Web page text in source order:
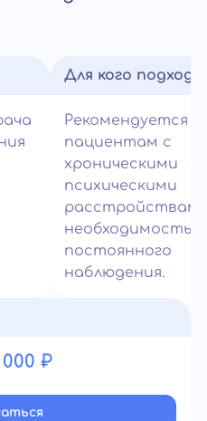
Для кого
Рекомендуется
пациентам с
хроническими
психическими
необходимостью
постоянного
наблюдения.
₽